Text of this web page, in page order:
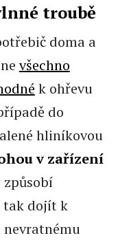
troubě
doma a
všechno
k ohřevu
do
hliníkovou
v zařízení
způsobí
tak dojít k